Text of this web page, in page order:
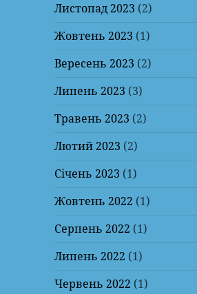
Листопад 2023 (2)
Жовтень 2023 (1)
Вересень 2023 (2)
Липень 2023 (3)
Травень 2023 (2)
Лютий 2023 (2)
Січень 2023 (1)
Жовтень 2022 (1)
Серпень 2022 (1)
Липень 2022 (1)
Червень 2022 (1)